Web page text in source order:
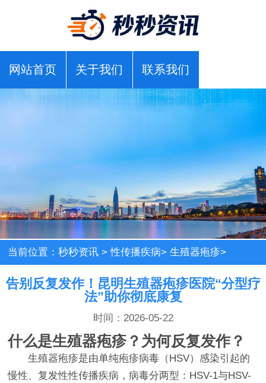
网站首页 关于我们 联系我们
当前位置：秒秒资讯 >性传播疾病>生殖器疱疹>
告别反复发作！昆明生殖器疱疹医院“分型疗
法”助你彻底康复
时间：2026-05-22
什么是生殖器疱疹？为何反复发作？
生殖器疱疹是由单纯疱疹病毒（HSV）感染引起的
慢性、复发性性传播疾病，病毒分两型：HSV-1与HSV-